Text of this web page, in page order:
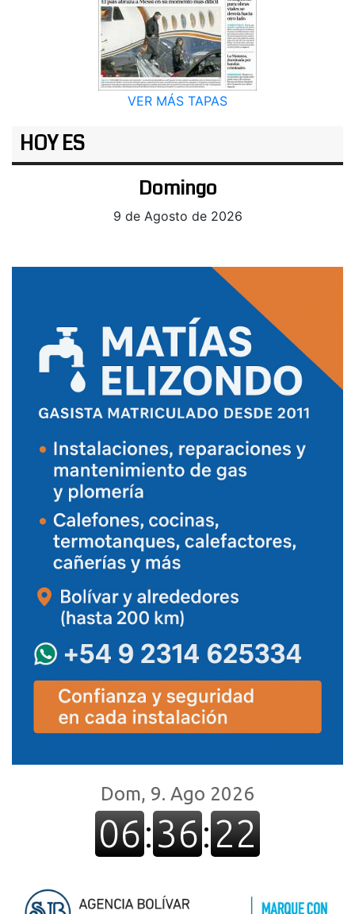
VER MÁS TAPAS
HOY ES
Domingo
9 de Agosto de 2026